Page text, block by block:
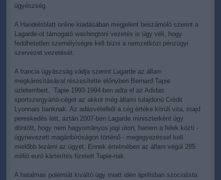
ügyészség.
A Handelsblatt online kiadásában megjelent beszámoló szerint a
Lagarde-ot támogató washingtoni vezetés is úgy véli, hogy
feddhetetlen személyiségre kell bízni a nemzetközi pénzügyi
szervezet vezetését.
A francia ügyászság vádja szerint Lagarde az állam
megkárosításával részesítette előnyben Bernard Tapie
üzletembert. Tapie 1993-1994-ben adta el az Adidas
sportszergyártó-céget az akkor még állami tulajdonú Crédit
Lyonnais banknak. Az adásvételből a cég értéke körüli vita, majd
pereskedés lett, aztán 2007-ben Lagarde miniszterként úgy
döntött, hogy nem hagyományos jogi úton, hanem a felek közti -
úgynevezett magánbíróságon történő - megegyezéssel kell
mielőbb lezárni az ügyet. Ennek értelmében az állam végül 285
millió euró kártérítés fizetett Tapie-nak.
A hatalmas polémiát kiváltó ügy miatt idén áprilisban szocialista